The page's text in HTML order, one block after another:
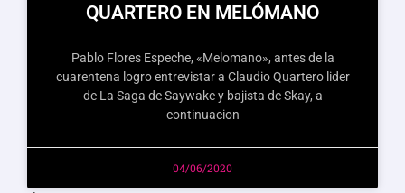
QUARTERO EN MELÓMANO
Pablo Flores Espeche, «Melomano», antes de la
cuarentena logro entrevistar a Claudio Quartero lider
de La Saga de Saywake y bajista de Skay, a
continuacion
04/06/2020